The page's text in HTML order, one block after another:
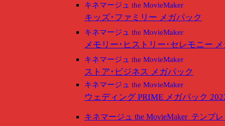
キネマージュ the MovieMaker
キッズ･ファミリー メガパック
キネマージュ the MovieMaker
メモリー･ヒストリー･セレモニー
キネマージュ the MovieMaker
ストア･ビジネス メガパック
キネマージュ the MovieMaker
ウェディング PRIME メガパック
キネマージュ the MovieMakerテンプ